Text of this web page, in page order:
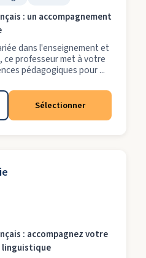
: un accompagnement
dans l'enseignement et
ce professeur met à votre
pédagogiques pour ...
Sélectionner
: accompagnez votre
linguistique